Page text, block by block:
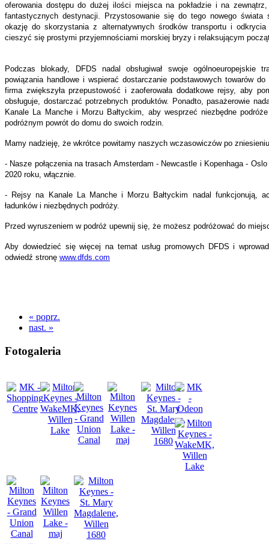
oferowania dostępu do dużej ilości miejsca na pokładzie i na
fantastycznych destynacji. Przystosowanie się do tego nowego świata
okazję do skorzystania z alternatywnych środków transportu i odkrycia
cieszyć się prostymi przyjemnościami morskiej bryzy i relaksującym
Podczas blokady, DFDS nadal obsługiwał swoje ogólnoeuropejskie
powiązania handlowe i wspierać dostarczanie podstawowych towarów
firma zwiększyła przepustowość i zaoferowała dodatkowe rejsy, aby
obsługuje, dostarczać potrzebnych produktów. Ponadto, pasażerowie
Kanale La Manche i Morzu Bałtyckim, aby wesprzeć niezbędne
podróżnym powrót do domu do swoich rodzin.
Mamy nadzieję, że wkrótce powitamy naszych wczasowiczów po
- Nasze połączenia na trasach Amsterdam - Newcastle i Kopenhaga -
2020 roku, włącznie.
- Rejsy na Kanale La Manche i Morzu Bałtyckim nadal funkcjonują,
ładunków i niezbędnych podróży.
Przed wyruszeniem w podróż upewnij się, że możesz podróżować do
Aby dowiedzieć się więcej na temat usług promowych DFDS i
odwiedź stronę www.dfds.com
« poprz.
nast. »
Fotogaleria